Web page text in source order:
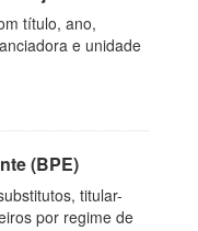
título, ano,
e unidade
(BPE)
titular-
por regime de